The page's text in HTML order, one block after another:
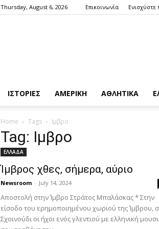
Thursday, August 6, 2026 Επικοινωνία Ενισχύστε
ΙΣΤΟΡΙΕΣ ΑΜΕΡΙΚΗ ΑΘΛΗΤΙΚΑ
Home Tags Ιμβρο
Tag: Ιμβρο
ΕΛΛΑΔΑ
Ίμβρος χθες, σήμερα, αύριο
Newsroom - July 14, 2024
Αποστολή στην Ίμβρο Στράτος Μπαλάσκας * Στην
είσοδο του ερημοποιημένου χωριού της Ίμβρου,
Σχοινούδι οι ήχοι ενός γλεντιού με ελληνική